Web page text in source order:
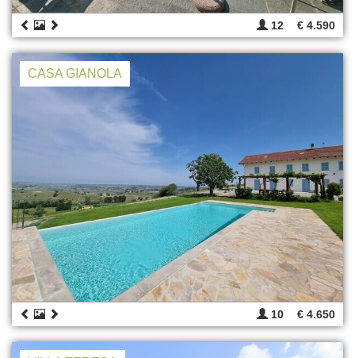
12 € 4.590
CASA GIANOLA
10 € 4.650